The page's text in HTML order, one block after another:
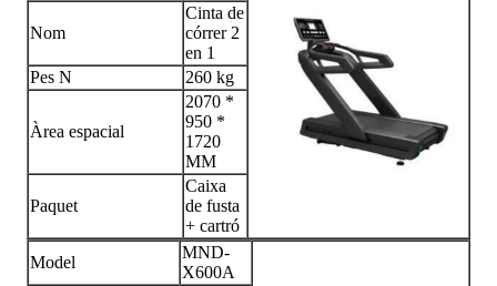
Nom
Cinta de
córrer 2
en 1
Pes N
260 kg
Àrea espacial
2070 *
950 *
1720
MM
Paquet
Caixa
de fusta
+ cartró
Model
MND-
X600A